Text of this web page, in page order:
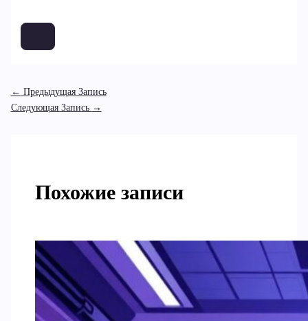
← Предыдущая Запись
Следующая Запись →
Похожие записи